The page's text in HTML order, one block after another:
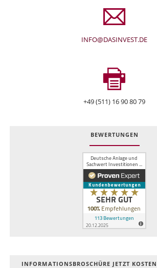
INFO@DASINVEST.DE
+49 (511) 16 90 80 79
BEWERTUNGEN
INFOR­MATIONS­BROSCHÜRE JETZT